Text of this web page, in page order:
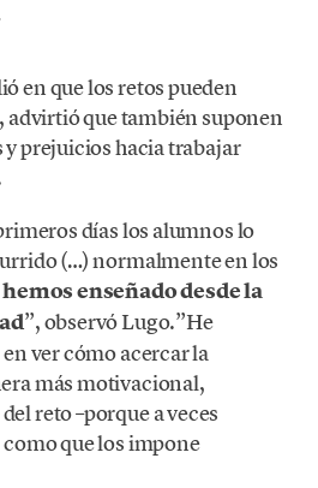
en que los retos pueden
que también suponen
prejuicios hacia trabajar
días los alumnos lo
(…) normalmente en los
enseñado desde la
”, observó Lugo.”He
ver cómo acercar la
más motivacional,
reto –porque a veces
que los impone